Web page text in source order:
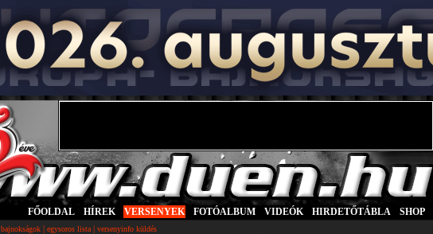
FŐOLDAL HÍREK VERSENYEK FOTÓALBUM VIDEÓK HIRDETŐTÁBLA SHOP
bajnokságok | egysoros lista | versenyinfo küldés